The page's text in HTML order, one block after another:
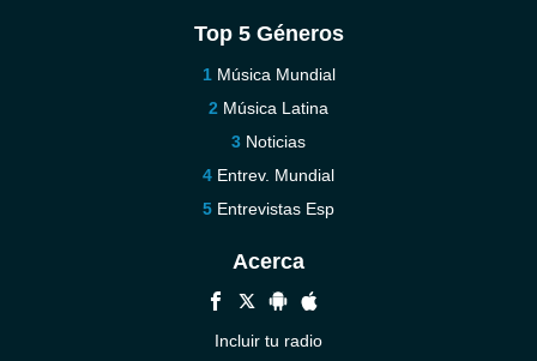
Top 5 Géneros
Música Mundial
Música Latina
Noticias
Entrev. Mundial
Entrevistas Esp
Acerca
Incluir tu radio